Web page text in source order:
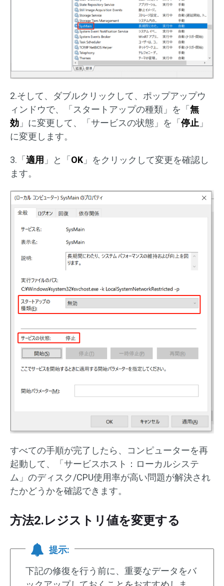
2.そして、ダブルクリックして、ポップアップウ
ィンドウで、「スタートアップの種類」を「 無
効 」に変更して、「サービスの状態」を「 停止 」
に変更します。
3.「 適用 」と「 OK 」をクリックして変更を確認し
ます。
すべての手順が完了したら、コンピューターを再
起動して、「サービスホスト：ローカルシステ
ム」のディスク/CPU使用率が高い問題が解決され
たかどうかを確認できます。
方法2.レジストリ値を変更する
提示:
下記の修復を行う前に、重要なデータをバ